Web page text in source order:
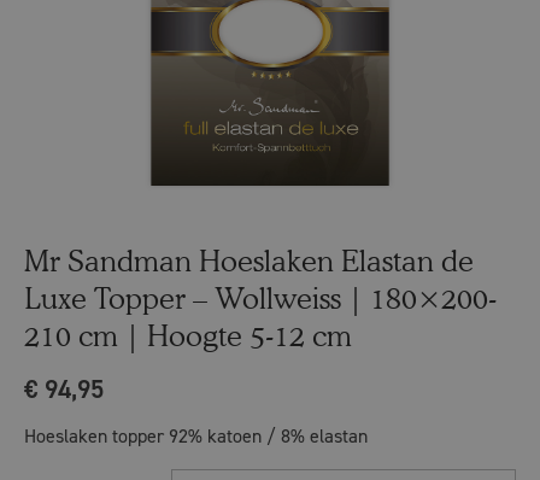
Mr Sandman Hoeslaken Elastan de
Luxe Topper – Wollweiss | 180×200-
210 cm | Hoogte 5-12 cm
€ 94,95
Hoeslaken topper 92% katoen / 8% elastan